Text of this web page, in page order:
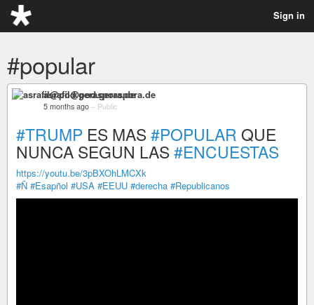
Sign in
#popular
asrafil@pod.geraspora.de
5 months ago – Public
#TRUMP ES MAS#POPULAR QUE
NUNCA SEGUN LAS#ENCUESTAS
https://youtu.be/3pBXOhLMCXk
#Ñ #Esapñol #USA #EEUU #derecha #Republicanos